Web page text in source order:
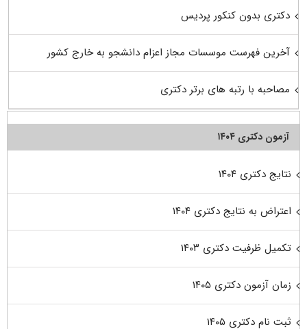
دکتری بدون کنکور پردیس
آخرین فهرست موسسات مجاز اعزام دانشجو به خارج کشور
مصاحبه با رتبه های برتر دکتری
آزمون دکتری ۱۴۰۴
نتایج دکتری ۱۴۰۴
اعتراض به نتایج دکتری ۱۴۰۴
تکمیل ظرفیت دکتری ۱۴۰۳
زمان آزمون دکتری ۱۴۰۵
ثبت نام دکتری ۱۴۰۵